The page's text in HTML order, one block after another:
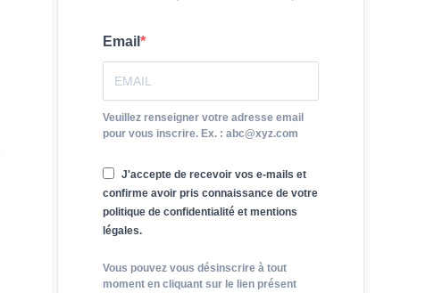
Email
Veuillez renseigner votre adresse email
pour vous inscrire. Ex. : abc@xyz.com
J'accepte de recevoir vos e-mails et
confirme avoir pris connaissance de votre
politique de confidentialité et mentions
légales.
Vous pouvez vous désinscrire à tout
moment en cliquant sur le lien présent